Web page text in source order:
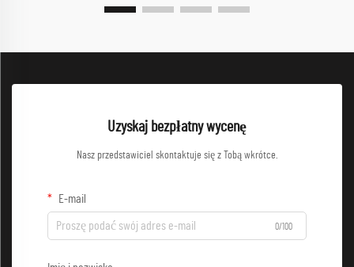
Uzyskaj bezpłatny wycenę
Nasz przedstawiciel skontaktuje się z Tobą wkrótce.
E-mail
0/100